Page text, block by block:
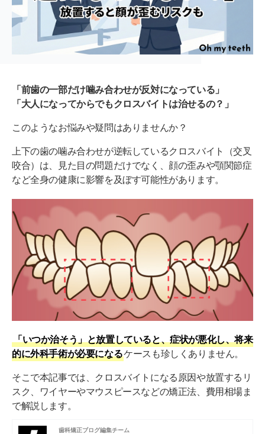
「前歯の一部だけ噛み合わせが反対になっている」
「大人になってからでもクロスバイトは治せるの？」
このようなお悩みや疑問はありませんか？
上下の歯の噛み合わせが逆転しているクロスバイト（交叉
咬合）は、見た目の問題だけでなく、顔の歪みや顎関節症
など全身の健康に影響を及ぼす可能性があります。
「いつか治そう」と放置していると、症状が悪化し、将来
的に外科手術が必要になるケースも珍しくありません。
そこで本記事では、クロスバイトになる原因や放置するリ
スク、ワイヤーやマウスピースなどの矯正法、費用相場ま
で解説します。
歯科矯正ブログ編集チーム